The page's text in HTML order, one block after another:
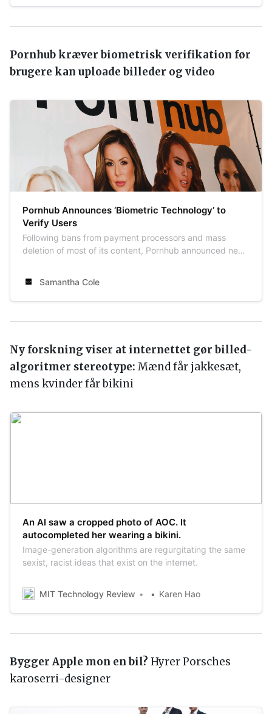
Series D round — a sum over twice as […]
Pornhub kræver biometrisk verifikation før
brugere kan uploade billeder og video
Pornhub Announces ‘Biometric Technology’ to
Verify Users
Following bans from payment processors and mass
deletion of most of its content, Pornhub announced new
Samantha Cole
Ny forskning viser at internettet gør billed-
algoritmer stereotype: Mænd får jakkesæt,
mens kvinder får bikini
An AI saw a cropped photo of AOC. It
autocompleted her wearing a bikini.
Image-generation algorithms are regurgitating the same
sexist, racist ideas that exist on the internet.
MIT Technology Review Karen Hao
Bygger Apple mon en bil? Hyrer Porsches
karoserri-designer